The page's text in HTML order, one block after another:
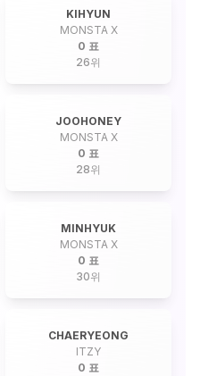
KIHYUN
MONSTA X
0 표
26위
JOOHONEY
MONSTA X
0 표
28위
MINHYUK
MONSTA X
0 표
30위
CHAERYEONG
ITZY
0 표